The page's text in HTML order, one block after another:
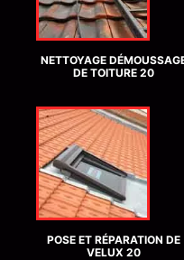
NETTOYAGE
DE TOITURE 20
POSE ET RÉPARATION DE
VELUX 20